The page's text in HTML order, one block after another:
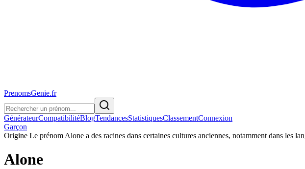
PrenomsGenie.fr
GénérateurCompatibilitéBlogTendancesStatistiquesClassementConnexion
Garçon
Origine Le prénom Alone a des racines dans certaines cultures anciennes, notamment dans les
Alone